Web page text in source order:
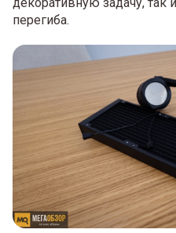
декоративную задачу, так
перегиба.